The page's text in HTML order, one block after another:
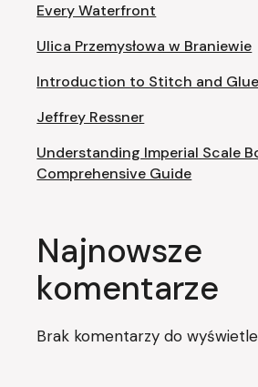
Every Waterfront
Ulica Przemysłowa w Braniewie
Introduction to Stitch and
Jeffrey Ressner
Understanding Imperial Scale
Comprehensive Guide
Najnowsze
komentarze
Brak komentarzy do